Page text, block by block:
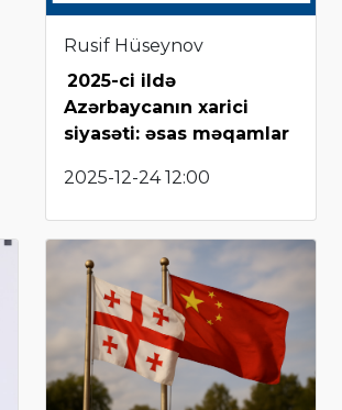
Rusif Hüseynov
2025-ci ildə
Azərbaycanın xarici
siyasəti: əsas məqamlar
2025-12-24 12:00